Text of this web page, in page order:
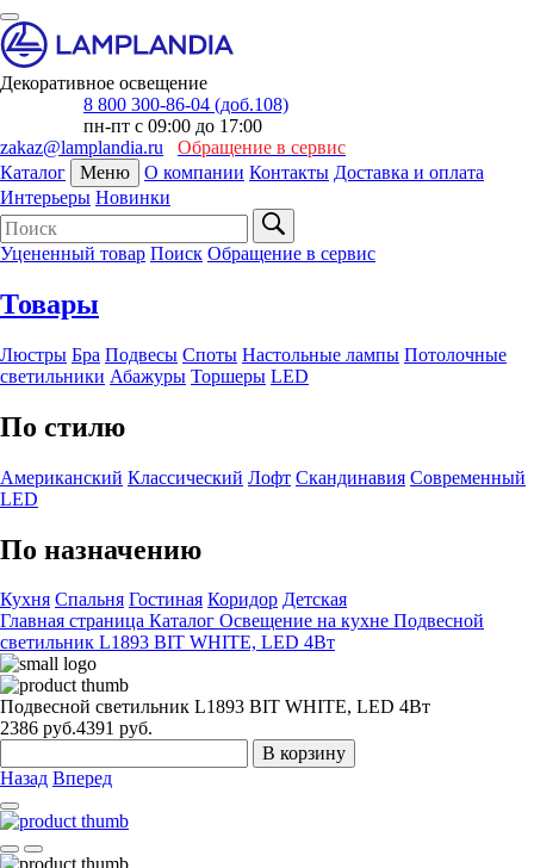
Декоративное освещение
8 800 300-86-04 (доб.108)
пн-пт с 09:00 до 17:00
zakaz@lamplandia.ru
Обращение в сервис
Каталог
Меню О компании Контакты Доставка и оплата
Интерьеры Новинки
Уцененный товар Поиск Обращение в сервис
Товары
Люстры Бра Подвесы Споты Настольные лампы Потолочные
светильники Абажуры Торшеры LED
По стилю
Американский Классический Лофт Скандинавия Современный
LED
По назначению
Кухня Спальня Гостиная Коридор Детская
Главная страница Каталог Освещение на кухне Подвесной
светильник L1893 BIT WHITE, LED 4Вт
Подвесной светильник L1893 BIT WHITE, LED 4Вт
2386 руб.4391 руб.
В корзину
Назад Вперед